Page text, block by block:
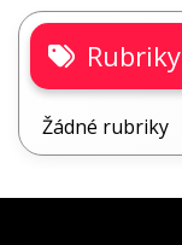
Rubriky
Žádné rubriky